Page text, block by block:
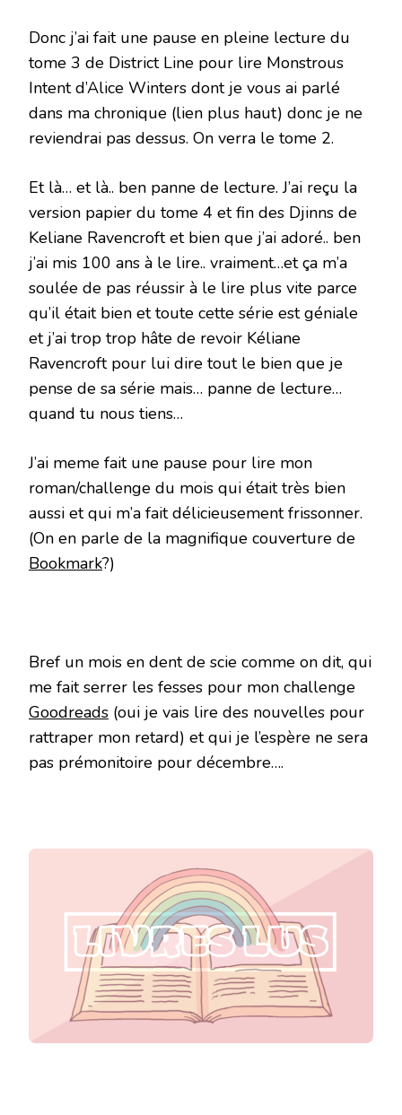
Donc j’ai fait une pause en pleine lecture du
tome 3 de District Line pour lire Monstrous
Intent d’Alice Winters dont je vous ai parlé
dans ma chronique (lien plus haut) donc je ne
reviendrai pas dessus. On verra le tome 2.
Et là… et là.. ben panne de lecture. J’ai reçu la
version papier du tome 4 et fin des Djinns de
Keliane Ravencroft et bien que j’ai adoré.. ben
j’ai mis 100 ans à le lire.. vraiment…et ça m’a
soulée de pas réussir à le lire plus vite parce
qu’il était bien et toute cette série est géniale
et j’ai trop trop hâte de revoir Kéliane
Ravencroft pour lui dire tout le bien que je
pense de sa série mais… panne de lecture…
quand tu nous tiens…
J’ai meme fait une pause pour lire mon
roman/challenge du mois qui était très bien
aussi et qui m’a fait délicieusement frissonner.
(On en parle de la magnifique couverture de
Bookmark?)
Bref un mois en dent de scie comme on dit, qui
me fait serrer les fesses pour mon challenge
Goodreads (oui je vais lire des nouvelles pour
rattraper mon retard) et qui je l’espère ne sera
pas prémonitoire pour décembre….